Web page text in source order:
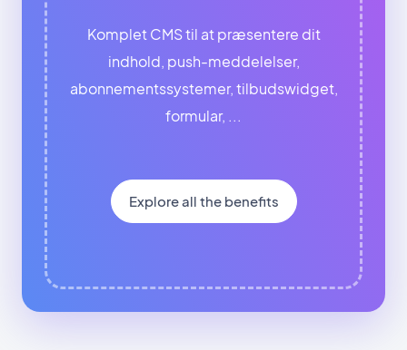
Komplet CMS til at præsentere dit
indhold, push-meddelelser,
abonnementssystemer, tilbudswidget,
formular, ...
Explore all the benefits